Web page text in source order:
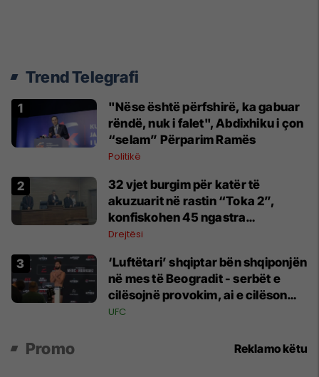
Trend Telegrafi
"Nëse është përfshirë, ka gabuar
rëndë, nuk i falet", Abdixhiku i çon
“selam” Përparim Ramës
Politikë
32 vjet burgim për katër të
akuzuarit në rastin “Toka 2”,
konfiskohen 45 ngastra
kadastrale
Drejtësi
‘Luftëtari’ shqiptar bën shqiponjën
në mes të Beogradit - serbët e
cilësojnë provokim, ai e cilëson
simbol të identitetit
UFC
Promo Reklamo këtu